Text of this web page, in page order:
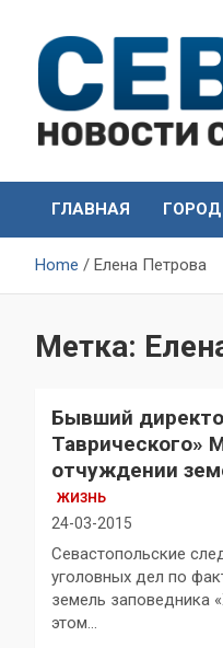
content
СевКор
Севастополя
ГЛАВНАЯ
ГОРОД
Home Елена Петрова
Метка:
Бывший
Таврического»
отчуждении
ЖИЗНЬ
24-03-2015
Севастопольские
уголовных дел по
земель заповедника
этом…